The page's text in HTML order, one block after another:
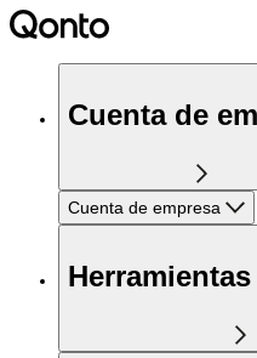
Cuenta de
Cuenta de empresa